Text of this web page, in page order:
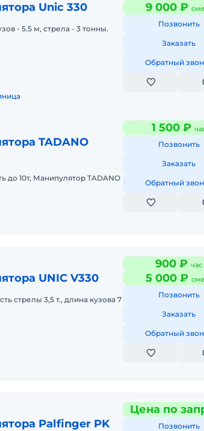
Unic 330
- 5.5 м, стрела - 3 тонны.
9 000 ₽
Позвонить
Заказать
Обратный
TADANO
10т, Манипулятор TADANO
1 500 ₽
Позвонить
Заказать
Обратный
UNIC V330
стрелы 3,5 т., длина кузова 7
900 ₽ час
5 000 ₽
Позвонить
Заказать
Обратный
Palfinger PK
Цена по
Позвонить